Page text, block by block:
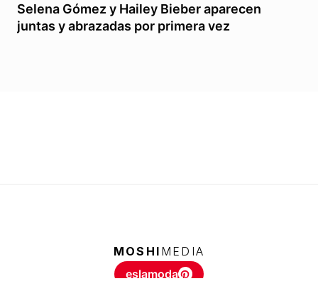
Selena Gómez y Hailey Bieber aparecen
juntas y abrazadas por primera vez
MOSHI MEDIA
eslamoda